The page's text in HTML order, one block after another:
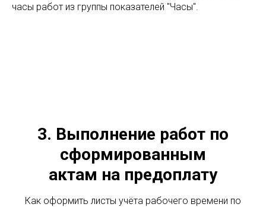
часы работ из группы показателей "Часы".
3. Выполнение работ по
сформированным
актам на предоплату
Как оформить листы учёта рабочего времени по